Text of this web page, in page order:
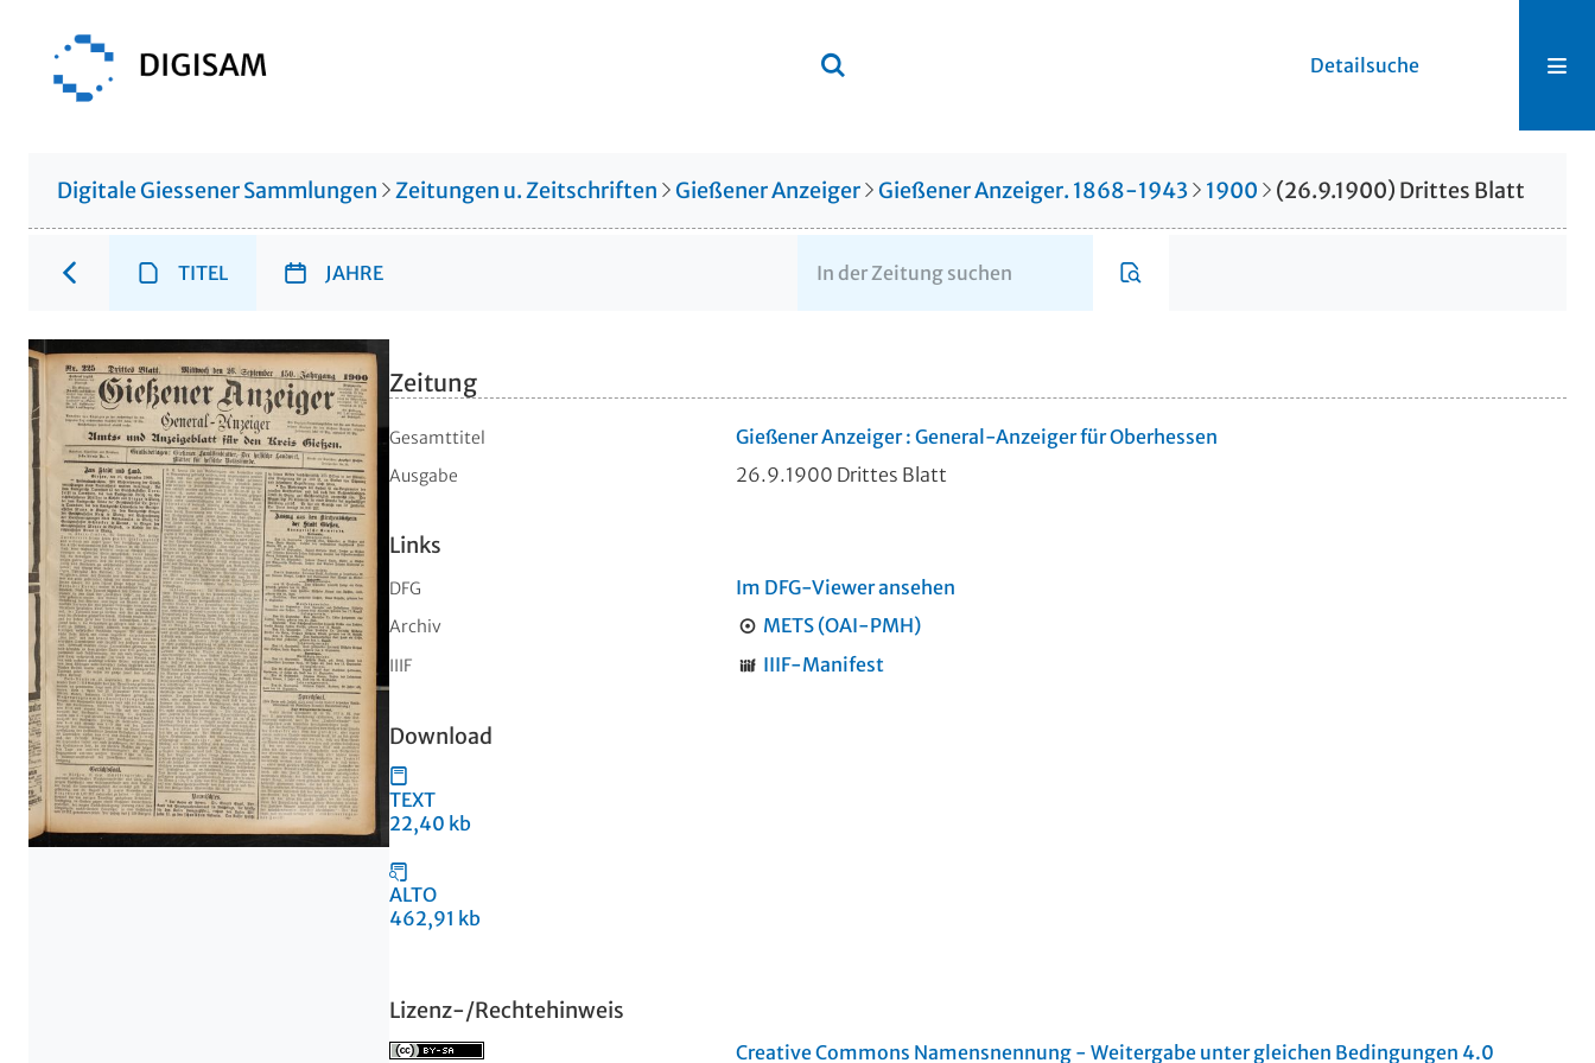
Detailsuche
Digitale Giessener Sammlungen Zeitungen u. Zeitschriften Gießener Anzeiger Gießener Anzeiger. 1868-1943 1900 (26.9.1900) Drittes Blatt
TITEL JAHRE
Zeitung
Gesamttitel Gießener Anzeiger : General-Anzeiger für Oberhessen
Ausgabe 26.9.1900 Drittes Blatt
Links
DFG Im DFG-Viewer ansehen
Archiv METS (OAI-PMH)
IIIF IIIF-Manifest
Download
TEXT
22,40 kb
ALTO
462,91 kb
Lizenz-/Rechtehinweis
Creative Commons Namensnennung - Weitergabe unter gleichen Bedingungen 4.0